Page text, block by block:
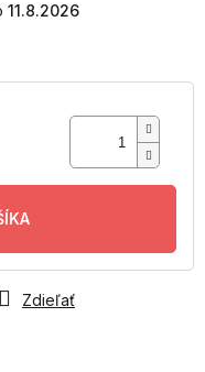
11.8.2026
Zdieľať